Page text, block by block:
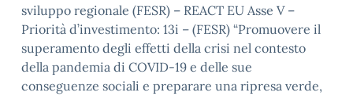
sviluppo regionale (FESR) – REACT EU Asse V –
Priorità d’investimento: 13i – (FESR) “Promuovere il
superamento degli effetti della crisi nel contesto
della pandemia di COVID-19 e delle sue
conseguenze sociali e preparare una ripresa verde,